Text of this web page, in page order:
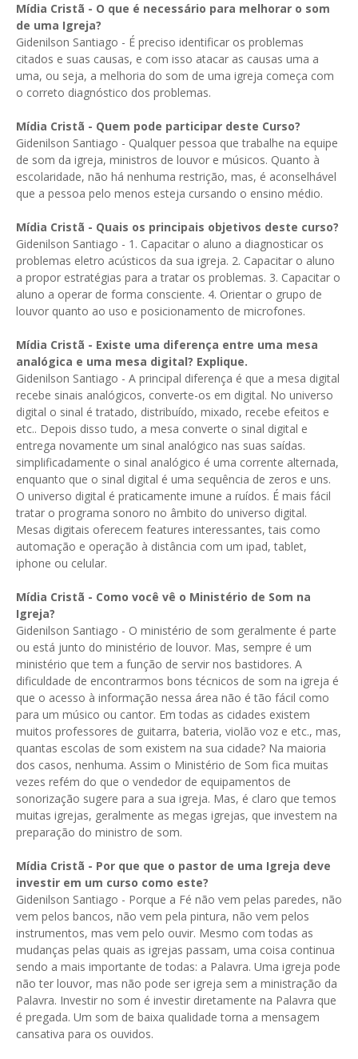
Mídia Cristã - O que é necessário para melhorar o som
de uma Igreja?
Gidenilson Santiago - É preciso identificar os problemas
citados e suas causas, e com isso atacar as causas uma a
uma, ou seja, a melhoria do som de uma igreja começa com
o correto diagnóstico dos problemas.
Mídia Cristã - Quem pode participar deste Curso?
Gidenilson Santiago - Qualquer pessoa que trabalhe na equipe
de som da igreja, ministros de louvor e músicos. Quanto à
escolaridade, não há nenhuma restrição, mas, é aconselhável
que a pessoa pelo menos esteja cursando o ensino médio.
Mídia Cristã - Quais os principais objetivos deste curso?
Gidenilson Santiago - 1. Capacitar o aluno a diagnosticar os
problemas eletro acústicos da sua igreja. 2. Capacitar o aluno
a propor estratégias para a tratar os problemas. 3. Capacitar o
aluno a operar de forma consciente. 4. Orientar o grupo de
louvor quanto ao uso e posicionamento de microfones.
Mídia Cristã - Existe uma diferença entre uma mesa
analógica e uma mesa digital? Explique.
Gidenilson Santiago - A principal diferença é que a mesa digital
recebe sinais analógicos, converte-os em digital. No universo
digital o sinal é tratado, distribuído, mixado, recebe efeitos e
etc.. Depois disso tudo, a mesa converte o sinal digital e
entrega novamente um sinal analógico nas suas saídas.
simplificadamente o sinal analógico é uma corrente alternada,
enquanto que o sinal digital é uma sequência de zeros e uns.
O universo digital é praticamente imune a ruídos. É mais fácil
tratar o programa sonoro no âmbito do universo digital.
Mesas digitais oferecem features interessantes, tais como
automação e operação à distância com um ipad, tablet,
iphone ou celular.
Mídia Cristã - Como você vê o Ministério de Som na
Igreja?
Gidenilson Santiago - O ministério de som geralmente é parte
ou está junto do ministério de louvor. Mas, sempre é um
ministério que tem a função de servir nos bastidores. A
dificuldade de encontrarmos bons técnicos de som na igreja é
que o acesso à informação nessa área não é tão fácil como
para um músico ou cantor. Em todas as cidades existem
muitos professores de guitarra, bateria, violão voz e etc., mas,
quantas escolas de som existem na sua cidade? Na maioria
dos casos, nenhuma. Assim o Ministério de Som fica muitas
vezes refém do que o vendedor de equipamentos de
sonorização sugere para a sua igreja. Mas, é claro que temos
muitas igrejas, geralmente as megas igrejas, que investem na
preparação do ministro de som.
Mídia Cristã - Por que que o pastor de uma Igreja deve
investir em um curso como este?
Gidenilson Santiago - Porque a Fé não vem pelas paredes, não
vem pelos bancos, não vem pela pintura, não vem pelos
instrumentos, mas vem pelo ouvir. Mesmo com todas as
mudanças pelas quais as igrejas passam, uma coisa continua
sendo a mais importante de todas: a Palavra. Uma igreja pode
não ter louvor, mas não pode ser igreja sem a ministração da
Palavra. Investir no som é investir diretamente na Palavra que
é pregada. Um som de baixa qualidade torna a mensagem
cansativa para os ouvidos.